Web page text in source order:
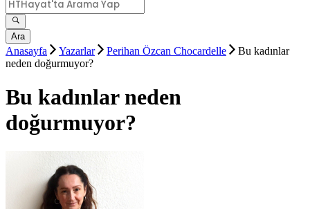
Ara
Anasayfa Yazarlar Perihan Özcan Chocardelle
Bu kadınlar
neden doğurmuyor?
Bu kadınlar neden
doğurmuyor?